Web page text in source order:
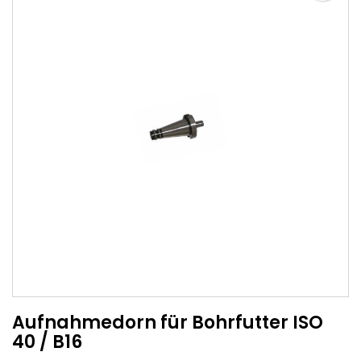
Aufnahmedorn für Bohrfutter ISO
40 / B16